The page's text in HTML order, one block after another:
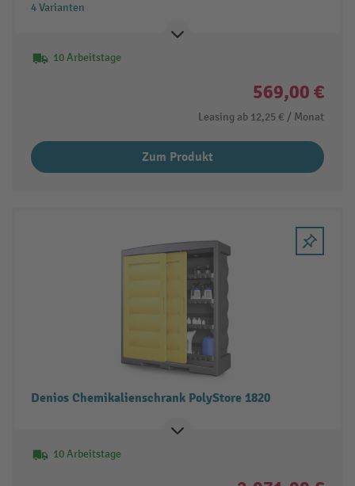
4 Varianten
10 Arbeitstage
569,00 €
Leasing ab 12,25 € / Monat
Zum Produkt
Denios Chemikalienschrank PolyStore 1820
10 Arbeitstage